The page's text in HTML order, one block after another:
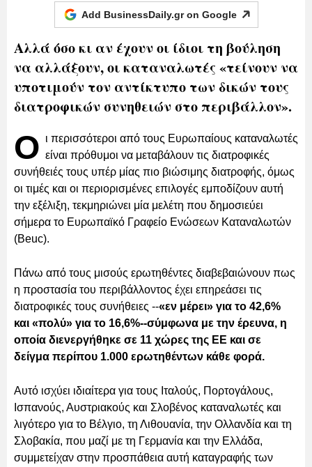
Add BusinessDaily.gr on Google
Αλλά όσο κι αν έχουν οι ίδιοι τη βούληση
να αλλάξουν, οι καταναλωτές «τείνουν να
υποτιμούν τον αντίκτυπο των δικών τους
διατροφικών συνηθειών στο περιβάλλον».
Ο ι περισσότεροι από τους Ευρωπαίους καταναλωτές
είναι πρόθυμοι να μεταβάλουν τις διατροφικές
συνήθειές τους υπέρ μίας πιο βιώσιμης διατροφής, όμως
οι τιμές και οι περιορισμένες επιλογές εμποδίζουν αυτή
την εξέλιξη, τεκμηριώνει μία μελέτη που δημοσιεύει
σήμερα το Ευρωπαϊκό Γραφείο Ενώσεων Καταναλωτών
(Beuc).
Πάνω από τους μισούς ερωτηθέντες διαβεβαιώνουν πως
η προστασία του περιβάλλοντος έχει επηρεάσει τις
διατροφικές τους συνήθειες --«εν μέρει» για το 42,6%
και «πολύ» για το 16,6%--σύμφωνα με την έρευνα, η
οποία διενεργήθηκε σε 11 χώρες της ΕΕ και σε
δείγμα περίπου 1.000 ερωτηθέντων κάθε φορά.
Αυτό ισχύει ιδιαίτερα για τους Ιταλούς, Πορτογάλους,
Ισπανούς, Αυστριακούς και Σλοβένος καταναλωτές και
λιγότερο για το Βέλγιο, τη Λιθουανία, την Ολλανδία και τη
Σλοβακία, που μαζί με τη Γερμανία και την Ελλάδα,
συμμετείχαν στην προσπάθεια αυτή καταγραφής των